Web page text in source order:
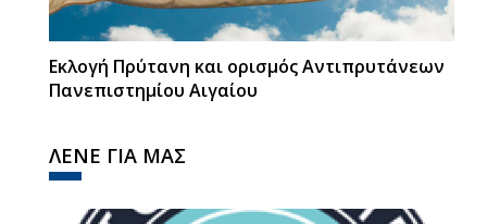
Εκλογή Πρύτανη και ορισμός Αντιπρυτάνεων
Πανεπιστημίου Αιγαίου
ΛΕΝΕ ΓΙΑ ΜΑΣ